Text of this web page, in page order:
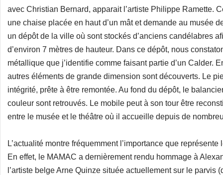
avec Christian Bernard, apparait l’artiste Philippe Ramette.
une chaise placée en haut d’un mât et demande au musée
un dépôt de la ville où sont stockés d’anciens candélabres
d’environ 7 mètres de hauteur. Dans ce dépôt, nous
métallique que j’identifie comme faisant partie d’un Calder.
autres éléments de grande dimension sont découverts. Le
intégrité, prête à être remontée. Au fond du dépôt, le
couleur sont retrouvés. Le mobile peut à son tour être
entre le musée et le théâtre où il accueille depuis de
L’actualité montre fréquemment l’importance que
En effet, le MAMAC a dernièrement rendu hommage à
l’artiste belge Arne Quinze située actuellement sur le parvis